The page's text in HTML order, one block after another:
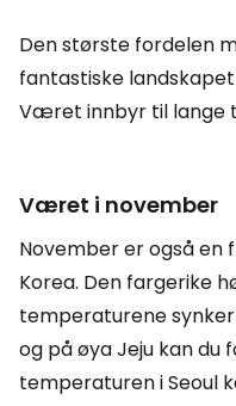
Den største fordelen
fantastiske
Været innbyr til lange
Været i november
November er også en
Korea. Den fargerike
temperaturene synker
og på øya Jeju kan du
temperaturen i Seoul